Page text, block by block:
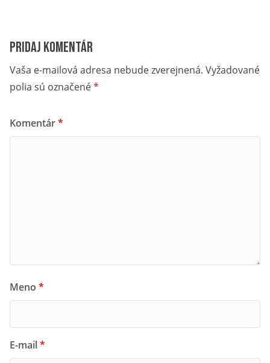
Pridaj komentár
Vaša e-mailová adresa nebude zverejnená. Vyžadované
polia sú označené*
Komentár*
Meno *
E-mail*